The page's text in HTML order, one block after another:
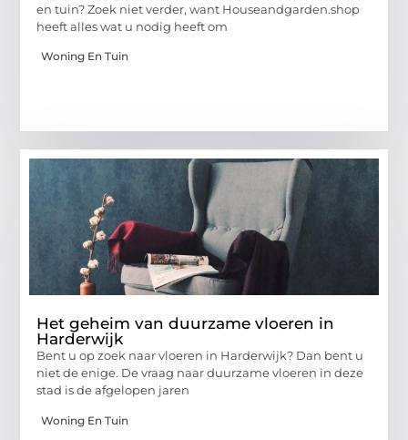
en tuin? Zoek niet verder, want Houseandgarden.shop
heeft alles wat u nodig heeft om
Woning En Tuin
Het geheim van duurzame vloeren in
Harderwijk
Bent u op zoek naar vloeren in Harderwijk? Dan bent u
niet de enige. De vraag naar duurzame vloeren in deze
stad is de afgelopen jaren
Woning En Tuin